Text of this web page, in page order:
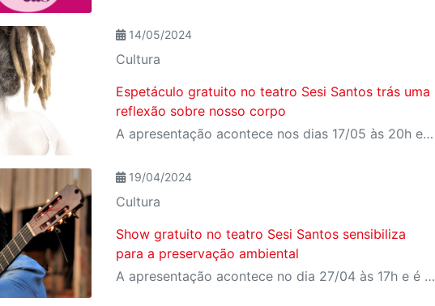
14/05/2024
Cultura
Espetáculo gratuito no teatro Sesi Santos trás uma
reflexão sobre nosso corpo
A apresentação acontece nos dias 17/05 às 20h e 18/05 às 17h e tem classificação para maiores de 18 anos.
19/04/2024
Cultura
Show gratuito no teatro Sesi Santos sensibiliza
para a preservação ambiental
A apresentação acontece no dia 27/04 às 17h e é livre para todos os públicos